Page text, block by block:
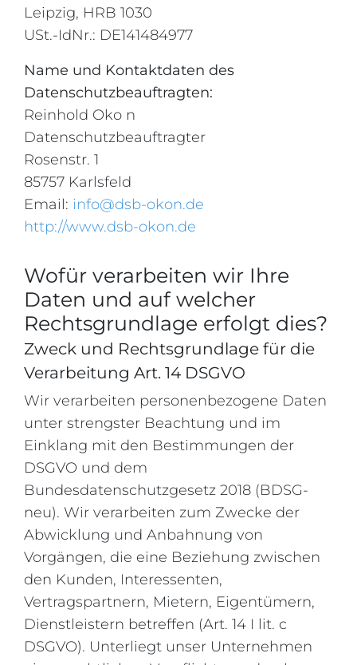
Leipzig, HRB 1030
USt.-IdNr.: DE141484977
Name und Kontaktdaten des
Datenschutzbeauftragten:
Reinhold Oko n
Datenschutzbeauftragter
Rosenstr. 1
85757 Karlsfeld
Email: info@dsb-okon.de
http://www.dsb-okon.de
Wofür verarbeiten wir Ihre
Daten und auf welcher
Rechtsgrundlage erfolgt dies?
Zweck und Rechtsgrundlage für die
Verarbeitung Art. 14 DSGVO
Wir verarbeiten personenbezogene Daten
unter strengster Beachtung und im
Einklang mit den Bestimmungen der
DSGVO und dem
Bundesdatenschutzgesetz 2018 (BDSG-
neu). Wir verarbeiten zum Zwecke der
Abwicklung und Anbahnung von
Vorgängen, die eine Beziehung zwischen
den Kunden, Interessenten,
Vertragspartnern, Mietern, Eigentümern,
Dienstleistern betreffen (Art. 14 I lit. c
DSGVO). Unterliegt unser Unternehmen